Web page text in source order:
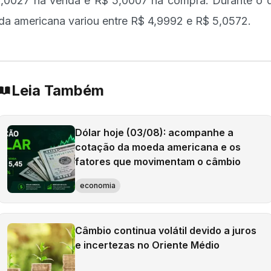
americana variou entre R$ 4,9992 e R$ 5,0572.
Leia Também
Dólar hoje (03/08): acompanhe a
cotação da moeda americana e os
fatores que movimentam o câmbio
economia
Câmbio continua volátil devido a juros
e incertezas no Oriente Médio